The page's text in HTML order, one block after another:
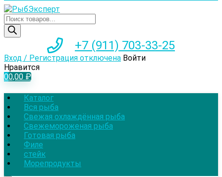
Поиск
товаров
+7 (911) 703-33-25
Вход / Регистрация отключена Войти
Нравится
00,00 ₽
Каталог
Вся рыба
Свежая охлаждённая рыба
Свежемороженая рыба
Готовая рыба
Филе
стейк
Морепродукты